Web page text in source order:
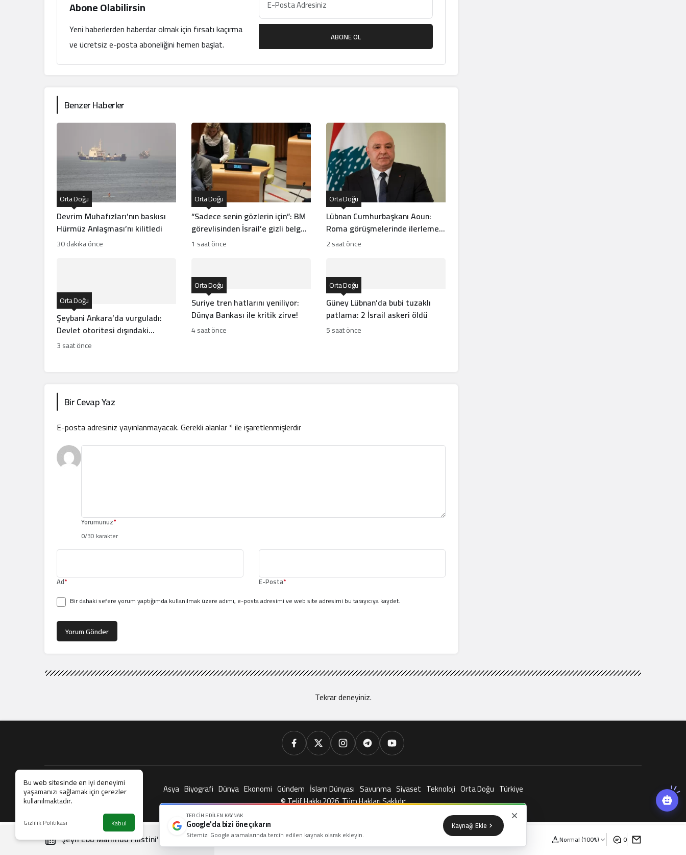
Şeyh Ebu Mahmud Filistini’den İran’a Tepki: Tarih Unutmaz! Normal (100%) 0
Abone Olabilirsin
Yeni haberlerden haberdar olmak için fırsatı kaçırma
ve ücretsiz e-posta aboneliğini hemen başlat.
ABONE OL
Benzer Haberler
Devrim Muhafızları’nın baskısı
Hürmüz Anlaşması’nı kilitledi
Orta Doğu
30 dakika önce
“Sadece senin gözlerin için”: BM
görevlisinden İsrail’e gizli belge
sızıntısı!
Orta Doğu
1 saat önce
Lübnan Cumhurbaşkanı Aoun:
Roma görüşmelerinde ilerleme
kaydettik!
Orta Doğu
2 saat önce
Şeybani Ankara’da vurguladı:
Devlet otoritesi dışındaki
silahlar sonlandırılacak
Orta Doğu
3 saat önce
Suriye tren hatlarını yeniliyor:
Dünya Bankası ile kritik zirve!
Orta Doğu
4 saat önce
Güney Lübnan’da bubi tuzaklı
patlama: 2 İsrail askeri öldü
Orta Doğu
5 saat önce
Bir Cevap Yaz
E-posta adresiniz yayınlanmayacak.Gerekli alanlar*ile işaretlenmişlerdir
Yorumunuz*
0/30 karakter
Ad* E-Posta*
Bir dahaki sefere yorum yaptığımda kullanılmak üzere adımı, e-posta adresimi ve web site adresimi bu tarayıcıya kaydet.
Yorum Gönder
Tekrar deneyiniz.
Bu web sitesinde en iyi deneyimi
yaşamanızı sağlamak için çerezler
kullanılmaktadır.
Gizlilik Politikası Kabul
Asya Biyografi Dünya Ekonomi Gündem İslam Dünyası Savunma Siyaset Teknoloji Orta Doğu Türkiye
© Telif Hakkı 2026, Tüm Hakları Saklıdır
TERCIH EDILEN KAYNAK
Google'da bizi öne çıkarın
Sitemizi Google aramalarında tercih edilen kaynak olarak ekleyin.
Kaynağı Ekle